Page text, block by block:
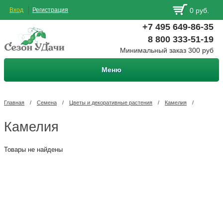
Вход Регистрация 0 руб.
+7 495 649-86-35
8 800 333-51-19
Минимальный заказ 300 руб
Меню
Главная / Семена / Цветы и декоративные растения / Камелия /
Камелия
Товары не найдены